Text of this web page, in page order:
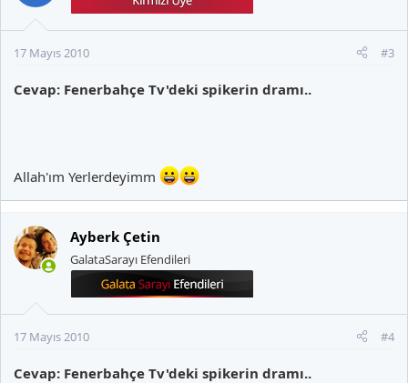
17 Mayıs 2010 #3
Cevap: Fenerbahçe Tv'deki spikerin dramı..
Allah'ım Yerlerdeyimm
Ayberk Çetin
GalataSarayı Efendileri
17 Mayıs 2010 #4
Cevap: Fenerbahçe Tv'deki spikerin dramı..